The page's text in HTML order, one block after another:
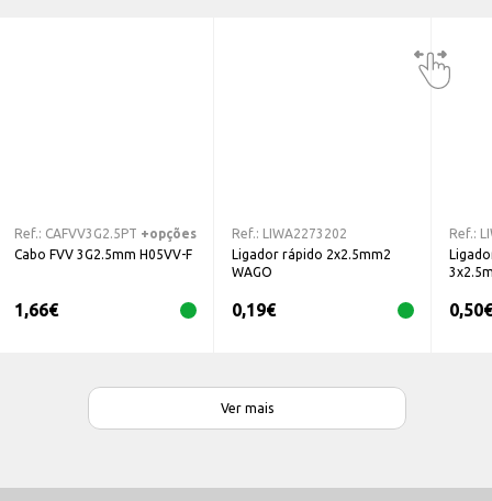
Ref.: CAFVV3G2.5PT +opções
Cabo FVV 3G2.5mm H05VV-F
1,66€
Ref.:
LIWA2273202
Ligador rápido 2x2.5mm2
WAGO
0,19€
Ref.:
0,50€
Ver mais